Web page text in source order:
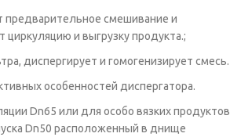
предварительное смешивание и
циркуляцию и выгрузку продукта.;
диспергирует и гомогенизирует смесь.
особенностей диспергатора.
Dn65 или для особо вязких продуктов
Dn50 расположенный в днище